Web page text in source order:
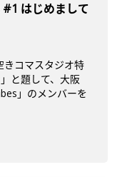
はじめまして
コマスタジオ特
と題して、大阪
」のメンバーを